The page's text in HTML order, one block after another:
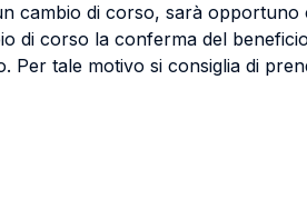
cambio di corso, sarà
di corso la conferma del
Per tale motivo si consiglia di